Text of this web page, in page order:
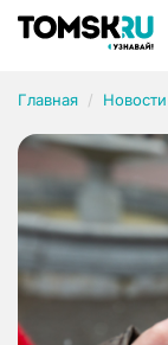
Главная Новости